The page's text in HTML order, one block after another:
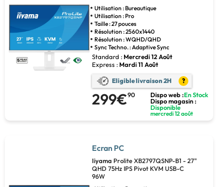
Utilisation : Bureautique
Utilisation : Pro
Taille : 27 pouces
Résolution : 2560x1440
Résolution : WQHD/QHD
Sync Techno. : Adaptive Sync
Standard : Mercredi 12 Août
Express : Mardi 11 Août
Eligible livraison 2H ?
299€90 Dispo web :En Stock
Dispo magasin :
Disponible
mercredi 12 août
Ecran PC
Iiyama Prolite XB2797QSNP-B1 - 27"
QHD 75Hz IPS Pivot KVM USB-C
96W